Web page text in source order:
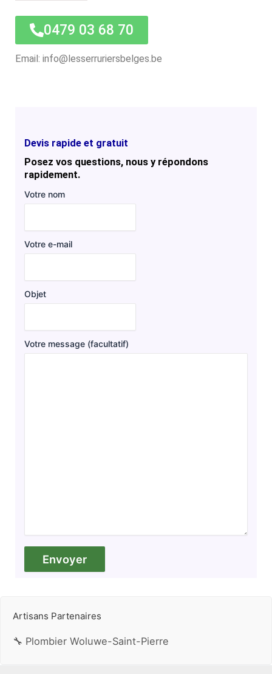
0479 03 68 70
Email: info@lesserruriersbelges.be
Devis rapide et gratuit
Posez vos questions, nous y répondons
rapidement.
Votre nom
Votre e-mail
Objet
Votre message (facultatif)
Artisans Partenaires
🔧 Plombier Woluwe-Saint-Pierre